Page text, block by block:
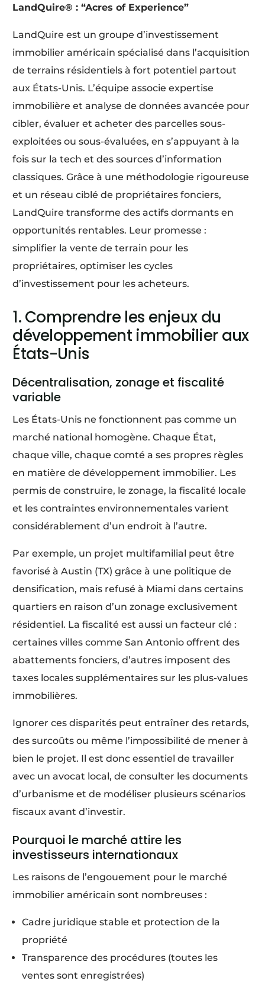
LandQuire® : “Acres of Experience”
LandQuire est un groupe d’investissement
immobilier américain spécialisé dans l’acquisition
de terrains résidentiels à fort potentiel partout
aux États-Unis. L’équipe associe expertise
immobilière et analyse de données avancée pour
cibler, évaluer et acheter des parcelles sous-
exploitées ou sous-évaluées, en s’appuyant à la
fois sur la tech et des sources d’information
classiques. Grâce à une méthodologie rigoureuse
et un réseau ciblé de propriétaires fonciers,
LandQuire transforme des actifs dormants en
opportunités rentables. Leur promesse :
simplifier la vente de terrain pour les
propriétaires, optimiser les cycles
d’investissement pour les acheteurs.
1. Comprendre les enjeux du
développement immobilier aux
États-Unis
Décentralisation, zonage et fiscalité
variable
Les États-Unis ne fonctionnent pas comme un
marché national homogène. Chaque État,
chaque ville, chaque comté a ses propres règles
en matière de développement immobilier. Les
permis de construire, le zonage, la fiscalité locale
et les contraintes environnementales varient
considérablement d’un endroit à l’autre.
Par exemple, un projet multifamilial peut être
favorisé à Austin (TX) grâce à une politique de
densification, mais refusé à Miami dans certains
quartiers en raison d’un zonage exclusivement
résidentiel. La fiscalité est aussi un facteur clé :
certaines villes comme San Antonio offrent des
abattements fonciers, d’autres imposent des
taxes locales supplémentaires sur les plus-values
immobilières.
Ignorer ces disparités peut entraîner des retards,
des surcoûts ou même l’impossibilité de mener à
bien le projet. Il est donc essentiel de travailler
avec un avocat local, de consulter les documents
d’urbanisme et de modéliser plusieurs scénarios
fiscaux avant d’investir.
Pourquoi le marché attire les
investisseurs internationaux
Les raisons de l’engouement pour le marché
immobilier américain sont nombreuses :
Cadre juridique stable et protection de la
propriété
Transparence des procédures (toutes les
ventes sont enregistrées)